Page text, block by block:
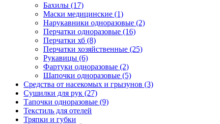
Бахилы (17)
Маски медицинские (1)
Нарукавники одноразовые (2)
Перчатки одноразовые (16)
Перчатки хб (8)
Перчатки хозяйственные (25)
Рукавицы (6)
Фартуки одноразовые (2)
Шапочки одноразовые (5)
Средства от насекомых и грызунов (3)
Сушилки для рук (27)
Тапочки одноразовые (9)
Текстиль для отелей
Тряпки и губки